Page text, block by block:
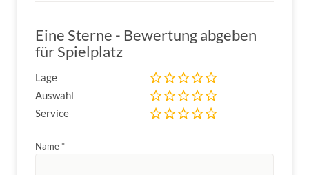
Eine Sterne - Bewertung abgeben
für Spielplatz
Lage
Auswahl
Service
Name *